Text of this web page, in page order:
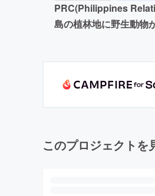
PRC(Philippines
島の植林地に野生動物
このプロジェクトを